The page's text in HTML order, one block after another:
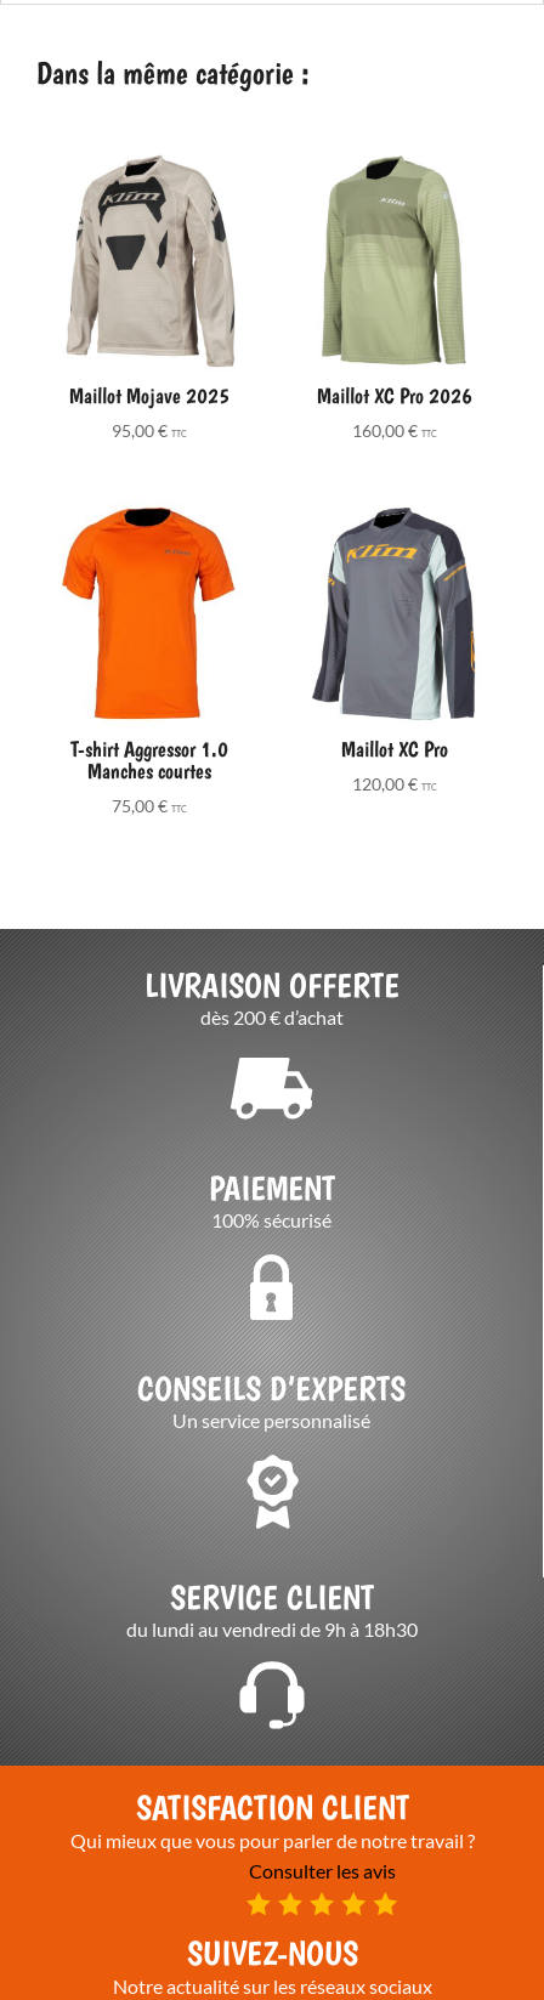
Dans la même catégorie :
Maillot Mojave 2025
95,00€ TTC
Maillot XC Pro 2026
160,00€ TTC
T-shirt Aggressor 1.0
Manches courtes
75,00€ TTC
Maillot XC Pro
120,00€ TTC
LIVRAISON OFFERTE
dès 200 € d’achat
PAIEMENT
100% sécurisé
CONSEILS D’EXPERTS
Un service personnalisé
SERVICE CLIENT
du lundi au vendredi de 9h à 18h30
SATISFACTION CLIENT
Qui mieux que vous pour parler de notre travail ?
Consulter les avis
SUIVEZ-NOUS
Notre actualité sur les réseaux sociaux